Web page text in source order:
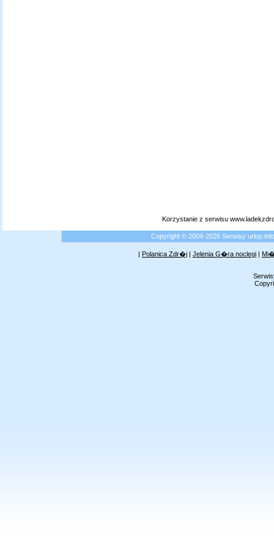
Korzystanie z serwisu
Copyright © 2004-2026 Serwisy
| Polanica Zdr�j | Jelenia G�ra noclegi |